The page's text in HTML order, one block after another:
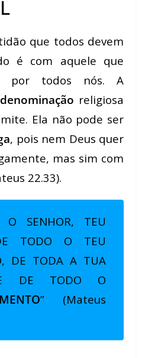
que todos devem
é com aquele que
por todos nós. A
denominação religiosa
Ela não pode ser
, pois nem Deus quer
mas sim com
22.33).
O SENHOR, TEU
TODO O TEU
DE TODA A TUA
DE TODO O
” (Mateus